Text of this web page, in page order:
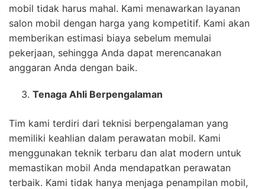
mobil tidak harus mahal. Kami menawarkan layanan
salon mobil dengan harga yang kompetitif. Kami akan
memberikan estimasi biaya sebelum memulai
pekerjaan, sehingga Anda dapat merencanakan
anggaran Anda dengan baik.
Tenaga Ahli Berpengalaman
Tim kami terdiri dari teknisi berpengalaman yang
memiliki keahlian dalam perawatan mobil. Kami
menggunakan teknik terbaru dan alat modern untuk
memastikan mobil Anda mendapatkan perawatan
terbaik. Kami tidak hanya menjaga penampilan mobil,